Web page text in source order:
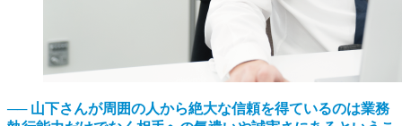
── 山下さんが周囲の人から絶大な信頼を得ているのは業務